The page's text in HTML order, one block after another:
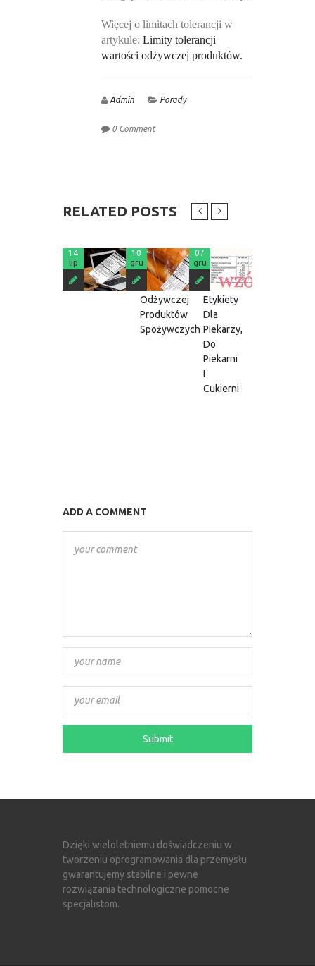
Więcej o limitach tolerancji w
artykule: Limity tolerancji
wartości odżywczej produktów.
Admin Porady
0 Comment
RELATED POSTS
14
lip
Limity
Tolerancji
Wartości
Odżywczej
Produktów
Spożywczych
10
gru
Wartości
Odżywcze
Na
Etykiety
Dla
Piekarzy,
Do
Piekarni
I
Cukierni
07
gru
ADD A COMMENT
Dzięki wieloletniemu doświadczeniu w
tworzeniu oprogramowania dla przemysłu
gwarantujemy stabilne i pewne
rozwiązania technologiczne pomocne
specjalistom.